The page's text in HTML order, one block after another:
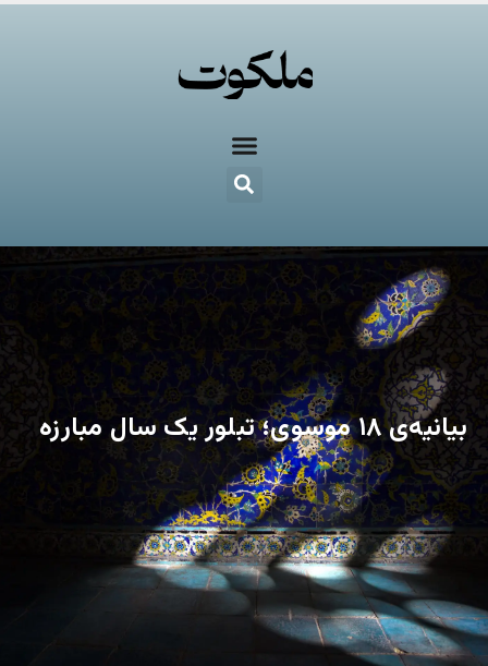
بیانیه‌ی ۱۸ موسوی؛ تبلور یک سال مبارزه